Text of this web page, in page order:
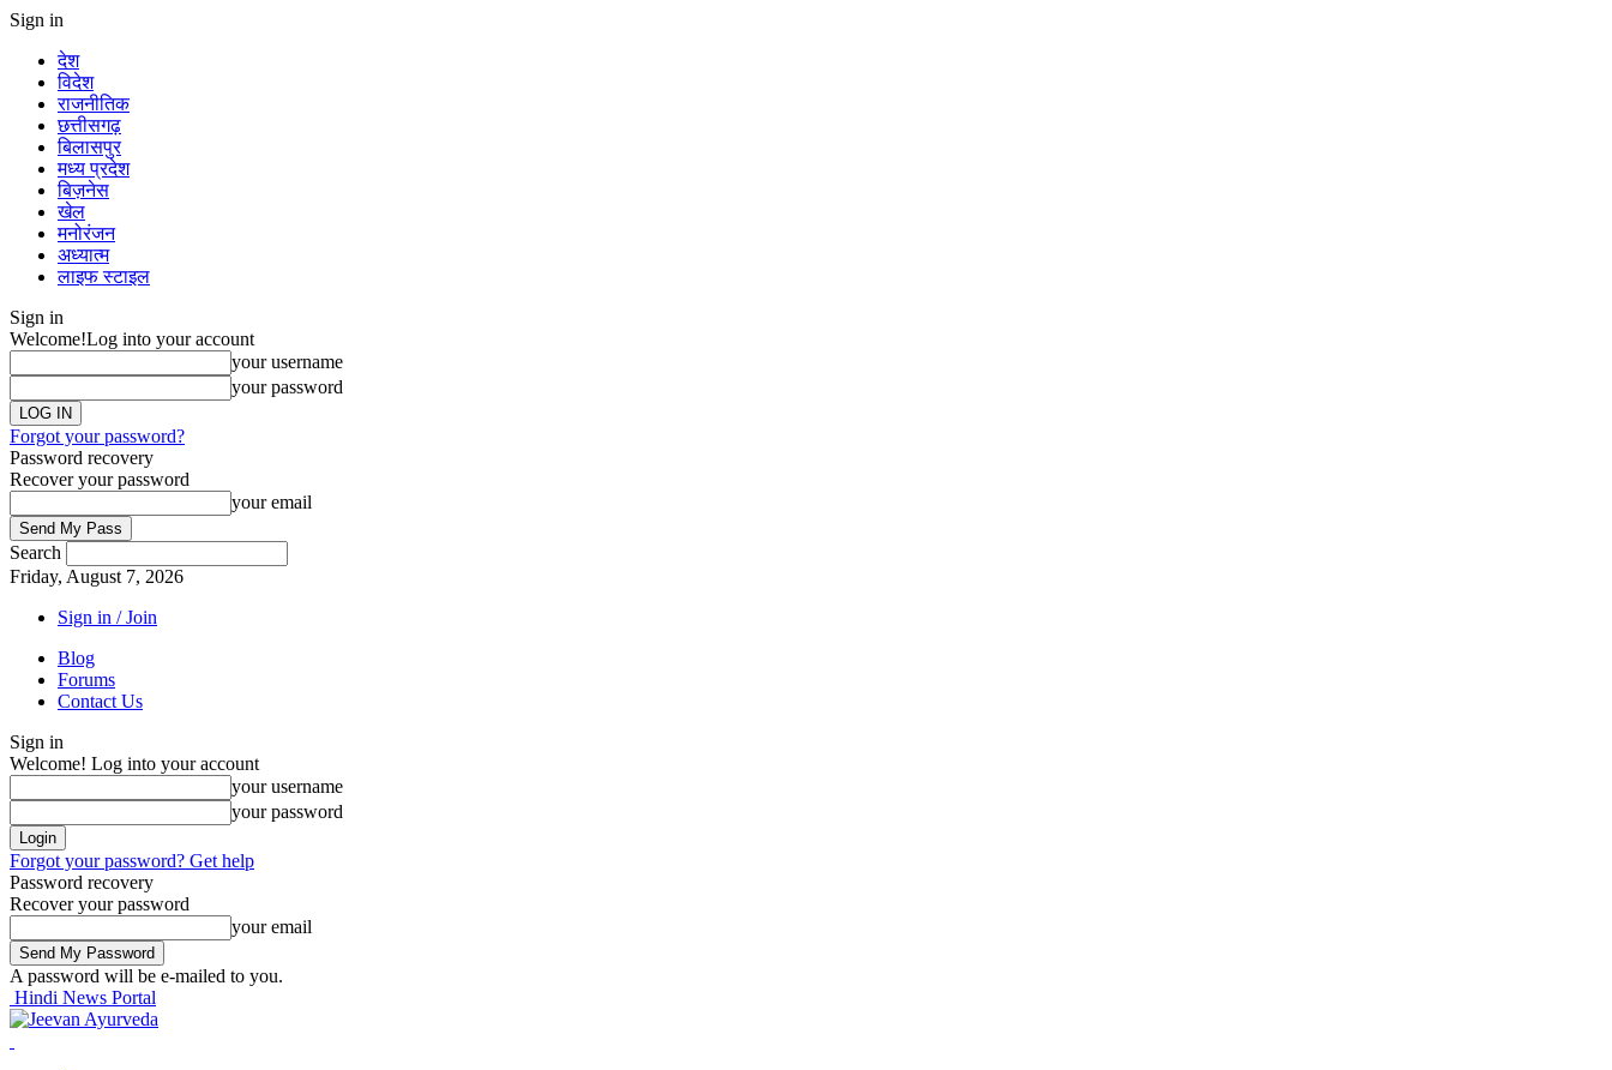
Sign in
देश
विदेश
राजनीतिक
छत्तीसगढ़
बिलासपुर
मध्य प्रदेश
बिज़नेस
खेल
मनोरंजन
अध्यात्म
लाइफ स्टाइल
Sign in
Welcome!Log into your account
your username
your password
Forgot your password?
Password recovery
Recover your password
your email
Search
Friday, August 7, 2026
Sign in / Join
Blog
Forums
Contact Us
Sign in
Welcome! Log into your account
your username
your password
Forgot your password? Get help
Password recovery
Recover your password
your email
A password will be e-mailed to you.
Hindi News Portal